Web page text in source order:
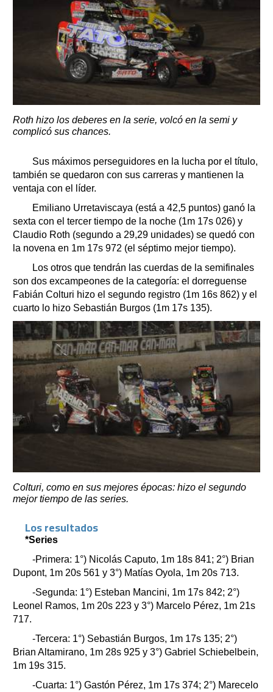
Roth hizo los deberes en la serie, volcó en la semi y
complicó sus chances.
Sus máximos perseguidores en la lucha por el título,
también se quedaron con sus carreras y mantienen la
ventaja con el líder.
Emiliano Urretaviscaya (está a 42,5 puntos) ganó la
sexta con el tercer tiempo de la noche (1m 17s 026) y
Claudio Roth (segundo a 29,29 unidades) se quedó con
la novena en 1m 17s 972 (el séptimo mejor tiempo).
Los otros que tendrán las cuerdas de la semifinales
son dos excampeones de la categoría: el dorreguense
Fabián Colturi hizo el segundo registro (1m 16s 862) y el
cuarto lo hizo Sebastián Burgos (1m 17s 135).
Colturi, como en sus mejores épocas: hizo el segundo
mejor tiempo de las series.
Los resultados
*Series
-Primera: 1°) Nicolás Caputo, 1m 18s 841; 2°) Brian
Dupont, 1m 20s 561 y 3°) Matías Oyola, 1m 20s 713.
-Segunda: 1°) Esteban Mancini, 1m 17s 842; 2°)
Leonel Ramos, 1m 20s 223 y 3°) Marcelo Pérez, 1m 21s
717.
-Tercera: 1°) Sebastián Burgos, 1m 17s 135; 2°)
Brian Altamirano, 1m 28s 925 y 3°) Gabriel Schiebelbein,
1m 19s 315.
-Cuarta: 1°) Gastón Pérez, 1m 17s 374; 2°) Marecelo